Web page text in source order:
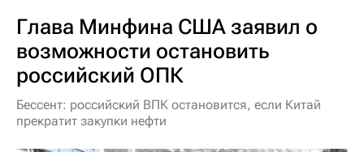
Глава Минфина США заявил о
возможности остановить
российский ОПК
Бессент: российский ВПК остановится, если Китай
прекратит закупки нефти